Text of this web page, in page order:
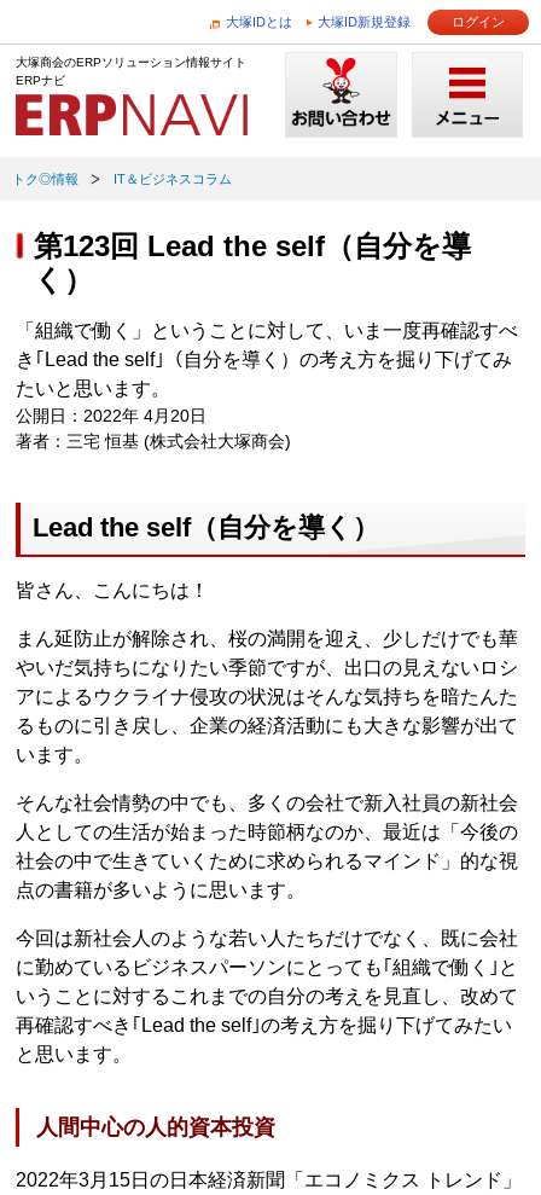
大塚IDとは 大塚ID新規登録 ログイン
大塚商会のERPソリューション情報サイト
ERPナビ
トク◎情報 IT＆ビジネスコラム
第123回 Lead the self（自分を導
く）
「組織で働く」ということに対して、いま一度再確認すべ
き｢Lead the self｣（自分を導く）の考え方を掘り下げてみ
たいと思います。
公開日：2022年 4月20日
著者：三宅 恒基 (株式会社大塚商会)
Lead the self（自分を導く）
皆さん、こんにちは！
まん延防止が解除され、桜の満開を迎え、少しだけでも華
やいだ気持ちになりたい季節ですが、出口の見えないロシ
アによるウクライナ侵攻の状況はそんな気持ちを暗たんた
るものに引き戻し、企業の経済活動にも大きな影響が出て
います。
そんな社会情勢の中でも、多くの会社で新入社員の新社会
人としての生活が始まった時節柄なのか、最近は「今後の
社会の中で生きていくために求められるマインド」的な視
点の書籍が多いように思います。
今回は新社会人のような若い人たちだけでなく、既に会社
に勤めているビジネスパーソンにとっても｢組織で働く｣と
いうことに対するこれまでの自分の考えを見直し、改めて
再確認すべき｢Lead the self｣の考え方を掘り下げてみたい
と思います。
人間中心の人的資本投資
2022年3月15日の日本経済新聞「エコノミクス トレンド」